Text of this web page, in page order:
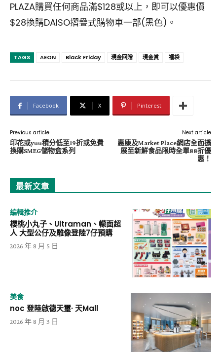
PLAZA購買任何商品滿$128或以上，即可以優惠價
$28換購DAISO摺疊式購物車一部(黑色)。
TAGS AEON Black Friday 現金回贈 現金賞 福袋
Facebook X Pinterest
Previous article
印花或yuu積分低至19折或免費
換購SMEG儲物盒系列
Next article
惠康及Market Place網店全面擴
展至新鮮食品限時全單88折優
惠！
最新文章
編輯推介
櫻桃小丸子、Ultraman、幪面超
人 大型公仔及雕像登陸7仔預購
2026 年 8 月 5 日
美食
noc 登陸啟德天璽· 天Mall
2026 年 8 月 3 日